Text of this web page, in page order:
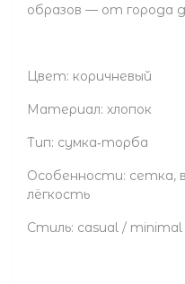
образов — от города
Цвет: коричневый
Материал: хлопок
Тип: сумка‑торба
Особенности: сетка,
лёгкость
Стиль: casual /